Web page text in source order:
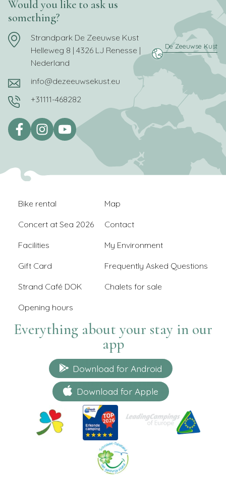
Would you like to ask us
something?
Strandpark De Zeeuwse Kust
Helleweg 8 | 4326 LJ Renesse |
Nederland
info@dezeeuwsekust.eu
+31111-468282
Bike rental
Concert at Sea 2026
Facilities
Gift Card
Strand Café DOK
Opening hours
Map
Contact
My Environment
Frequently Asked Questions
Chalets for sale
Everything about your stay in our
app
Download for Android
Download for Apple